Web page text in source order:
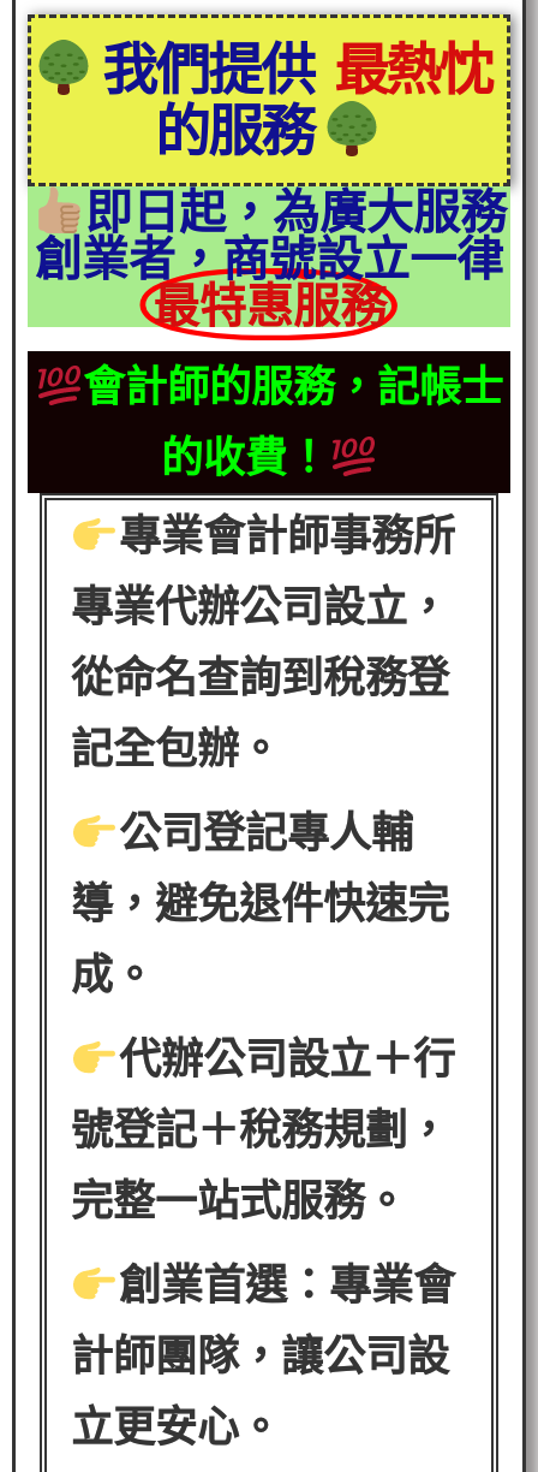
我們提供 最熱忱
的服務
即日起，為廣大服務
創業者，商號設立一律
最特惠服務
會計師的服務，記帳士
的收費！
專業會計師事務所
專業代辦公司設立，
從命名查詢到稅務登
記全包辦。
公司登記專人輔
導，避免退件快速完
成。
代辦公司設立＋行
號登記＋稅務規劃，
完整一站式服務。
創業首選：專業會
計師團隊，讓公司設
立更安心。